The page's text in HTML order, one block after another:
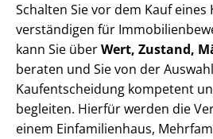
Schalten Sie vor dem Kauf
ver­stän­di­gen für
kann Sie überWert, Zustand,
beraten und Sie von der
Kauf­ent­schei­dung kompetent
begleiten. Hierfür werden die
einem Einfamilienhaus,